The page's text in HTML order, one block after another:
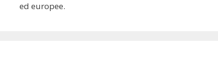
ed europee.